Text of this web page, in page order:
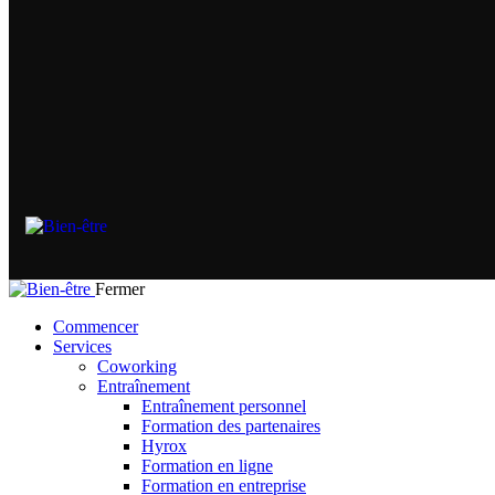
Fermer
Commencer
Services
Coworking
Entraînement
Entraînement personnel
Formation des partenaires
Hyrox
Formation en ligne
Formation en entreprise